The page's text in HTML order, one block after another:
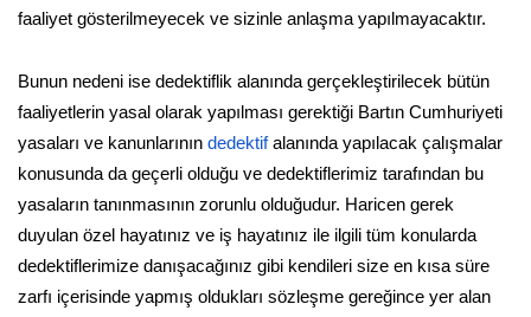
faaliyet gösterilmeyecek ve sizinle anlaşma yapılmayacaktır.
Bunun nedeni ise dedektiflik alanında gerçekleştirilecek bütün
faaliyetlerin yasal olarak yapılması gerektiği Bartın Cumhuriyeti
yasaları ve kanunlarının dedektifalanında yapılacak çalışmalar
konusunda da geçerli olduğu ve dedektiflerimiz tarafından bu
yasaların tanınmasının zorunlu olduğudur. Haricen gerek
duyulan özel hayatınız ve iş hayatınız ile ilgili tüm konularda
dedektiflerimize danışacağınız gibi kendileri size en kısa süre
zarfı içerisinde yapmış oldukları sözleşme gereğince yer alan